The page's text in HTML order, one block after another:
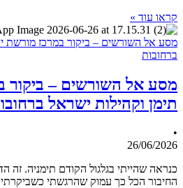
קראו עוד »
מסע אל השורשים – ביקור במרכז מורשת
ברחובות
מסע אל השורשים – ביקור
תימן וקהילות ישראל
•
26/06/2026
כנראה שהייתי בגלגול הקודם תימניה. זה
החיבור הכל כך עמוק שהרגשתי